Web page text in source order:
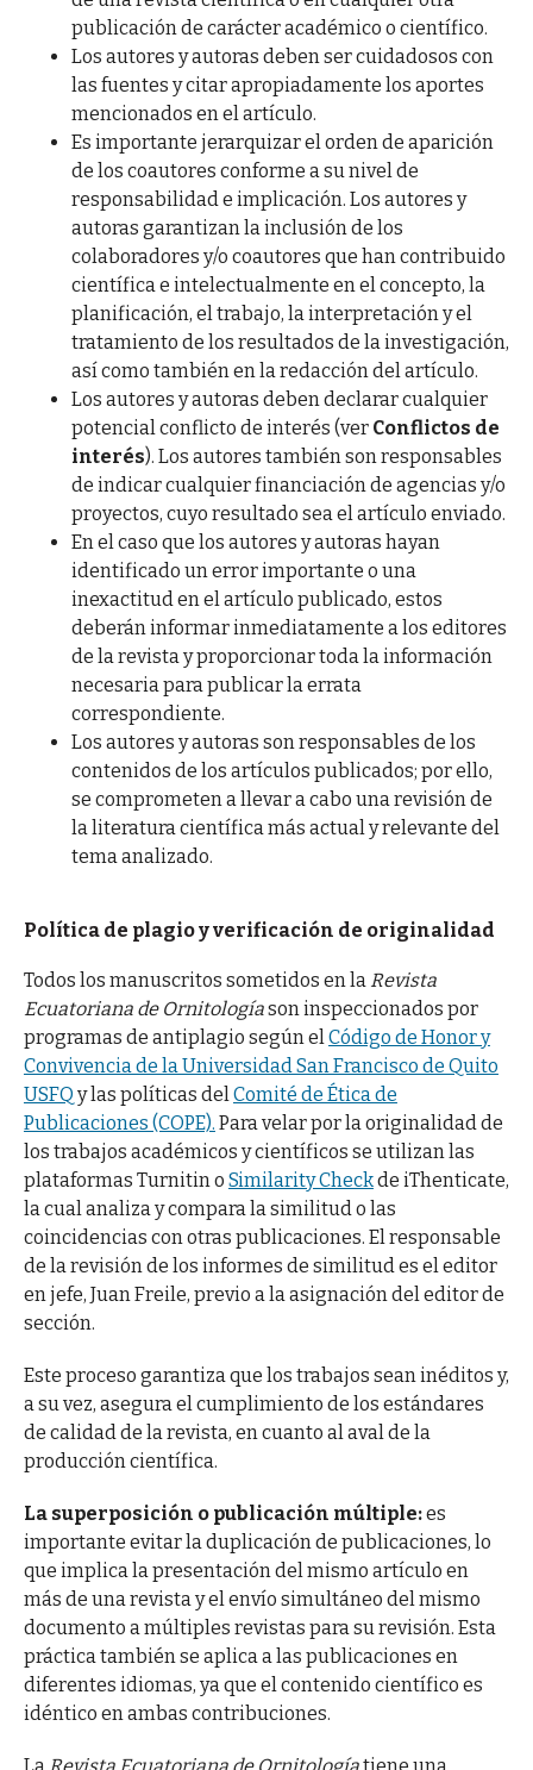
publicación de carácter académico o científico.
Los autores y autoras deben ser cuidadosos con
las fuentes y citar apropiadamente los aportes
mencionados en el artículo.
Es importante jerarquizar el orden de aparición
de los coautores conforme a su nivel de
responsabilidad e implicación. Los autores y
autoras garantizan la inclusión de los
colaboradores y/o coautores que han contribuido
científica e intelectualmente en el concepto, la
planificación, el trabajo, la interpretación y el
tratamiento de los resultados de la investigación,
así como también en la redacción del artículo.
Los autores y autoras deben declarar cualquier
potencial conflicto de interés (ver Conflictos de
interés). Los autores también son responsables
de indicar cualquier financiación de agencias y/o
proyectos, cuyo resultado sea el artículo enviado.
En el caso que los autores y autoras hayan
identificado un error importante o una
inexactitud en el artículo publicado, estos
deberán informar inmediatamente a los editores
de la revista y proporcionar toda la información
necesaria para publicar la errata
correspondiente.
Los autores y autoras son responsables de los
contenidos de los artículos publicados; por ello,
se comprometen a llevar a cabo una revisión de
la literatura científica más actual y relevante del
tema analizado.
Política de plagio y verificación de originalidad
Todos los manuscritos sometidos en la Revista
Ecuatoriana de Ornitologíason inspeccionados por
programas de antiplagio según elCódigo de Honor y
Convivencia de la Universidad San Francisco de Quito
USFQ y las políticas delComité de Ética de
Publicaciones (COPE). Para velar por la originalidad de
los trabajos académicos y científicos se utilizan las
plataformas Turnitin o Similarity Checkde iThenticate,
la cual analiza y compara la similitud o las
coincidencias con otras publicaciones. El responsable
de la revisión de los informes de similitud es el editor
en jefe, Juan Freile, previo a la asignación del editor de
sección.
Este proceso garantiza que los trabajos sean inéditos y,
a su vez, asegura el cumplimiento de los estándares
de calidad de la revista, en cuanto al aval de la
producción científica.
La superposición o publicación múltiple:es
importante evitar la duplicación de publicaciones, lo
que implica la presentación del mismo artículo en
más de una revista y el envío simultáneo del mismo
documento a múltiples revistas para su revisión. Esta
práctica también se aplica a las publicaciones en
diferentes idiomas, ya que el contenido científico es
idéntico en ambas contribuciones.